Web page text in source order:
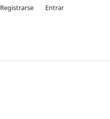
Registrarse Entrar